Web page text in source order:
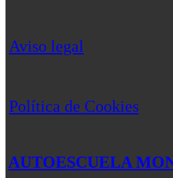
Aviso legal
Política de Cookies
AUTOESCUELA